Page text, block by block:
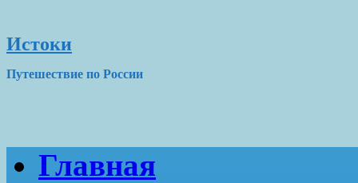
Истоки
Путешествие по России
Главная